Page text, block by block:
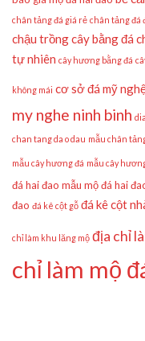
chân tảng đá giá rẻ chân tảng đá
chậu trồng cây bằng đá
tự nhiên cây hương bằng đá
không mái cơ sở đá mỹ
my nghe ninh binh
chan tang da o dau mẫu chân
mẫu cây hương đá mẫu cây
đá hai đao mẫu mộ đá hai
đao đá kê cột gỗ đá kê cột
chỉ làm khu lăng mộ địa chỉ
chỉ làm mộ